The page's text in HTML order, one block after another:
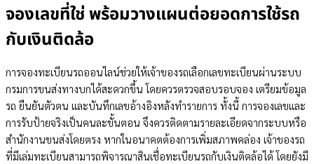
จองเลขที่ใช่ พร้อมวางแผนต่อยอดการใช้รถ
กับเงินติดล้อ
การจองทะเบียนรถออนไลน์ช่วยให้เจ้าของรถเลือกเลขทะเบียนผ่านระบบ
กรมการขนส่งทางบกได้สะดวกขึ้น โดยควรตรวจสอบรอบจอง เตรียมข้อมูล
รถ ยืนยันตัวตน และบันทึกเลขอ้างอิงหลังทำรายการ ทั้งนี้ การจองเลขและ
การรับป้ายจริงเป็นคนละขั้นตอน จึงควรติดตามรายละเอียดจากระบบหรือ
สำนักงานขนส่งโดยตรง หากในอนาคตต้องการเพิ่มสภาพคล่อง เจ้าของรถ
ที่มีเล่มทะเบียนสามารถพิจารณาสินเชื่อทะเบียนรถกับเงินติดล้อได้ โดยยังมี